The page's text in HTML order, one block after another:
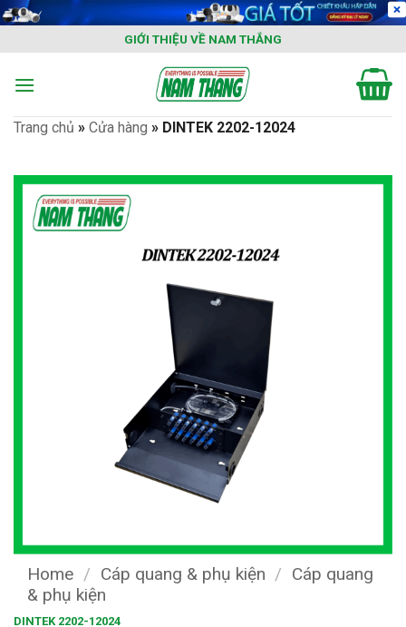
Skip
content
GIỚI THIỆU VỀ NAM THẮNG
Trang chủ » Cửa hàng » DINTEK 2202-12024
Home / Cáp quang & phụ kiện / Cáp quang
& phụ kiện
DINTEK 2202-12024